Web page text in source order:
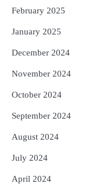
February 2025
January 2025
December 2024
November 2024
October 2024
September 2024
August 2024
July 2024
April 2024